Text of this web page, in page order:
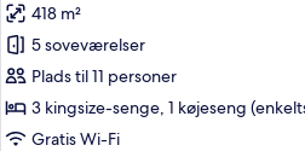
af
Vista
5
Bedroom
Grand
418 m²
5 soveværelser
Plads til 11 personer
3 kingsize-senge, 1 køjeseng
Gratis Wi-Fi